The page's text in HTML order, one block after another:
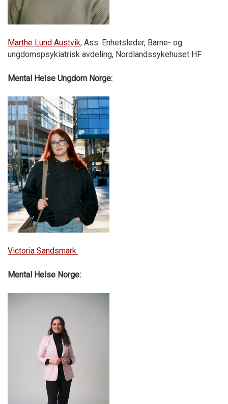
Marthe Lund Austvik, Ass. Enhetsleder, Barne- og
ungdomspsykiatrisk avdeling, Nordlandssykehuset HF
Mental Helse Ungdom Norge:
Victoria Sandsmark
Mental Helse Norge: